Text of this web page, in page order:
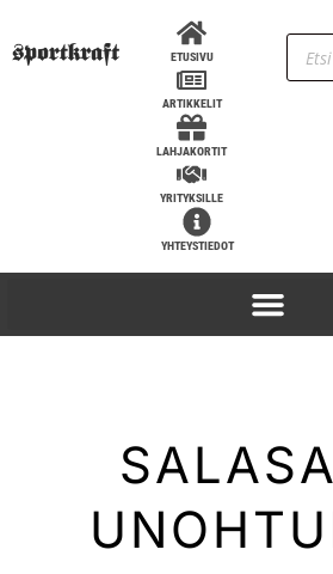
ETUSIVU
ARTIKKELIT
LAHJAKORTIT
YRITYKSILLE
YHTEYSTIEDOT